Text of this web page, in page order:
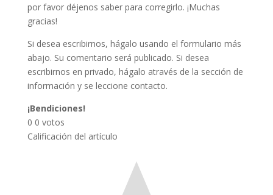
por favor déjenos saber para corregirlo. ¡Muchas
gracias!
Si desea escribirnos, hágalo usando el formulario más
abajo. Su comentario será publicado. Si desea
escribirnos en privado, hágalo através de la sección de
información y se leccione contacto.
¡Bendiciones!
0 0 votos
Calificación del artículo